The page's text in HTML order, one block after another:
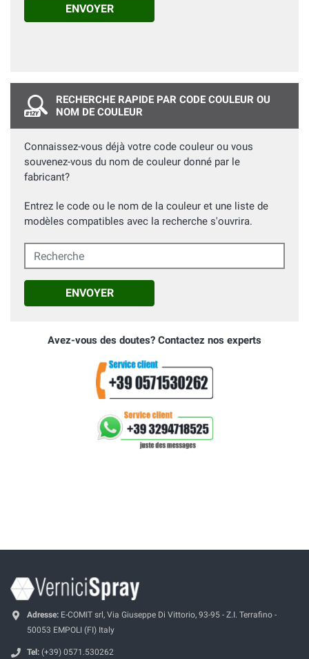
ENVOYER
RECHERCHE RAPIDE PAR CODE COULEUR OU
NOM DE COULEUR
Connaissez-vous déjà votre code couleur ou vous
souvenez-vous du nom de couleur donné par le
fabricant?
Entrez le code ou le nom de la couleur et une liste de
modèles compatibles avec la recherche s'ouvrira.
Recherche
ENVOYER
Avez-vous des doutes? Contactez nos experts
Adresse: E-COMIT srl, Via Giuseppe Di Vittorio, 93-95 - Z.I. Terrafino -
50053 EMPOLI (FI) Italy
Tel: (+39) 0571.530262